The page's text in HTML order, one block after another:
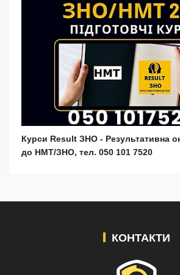
Курси Result ЗНО - Результативна
до НМТ/ЗНО, тел. 050 101 7520
КОНТАКТИ